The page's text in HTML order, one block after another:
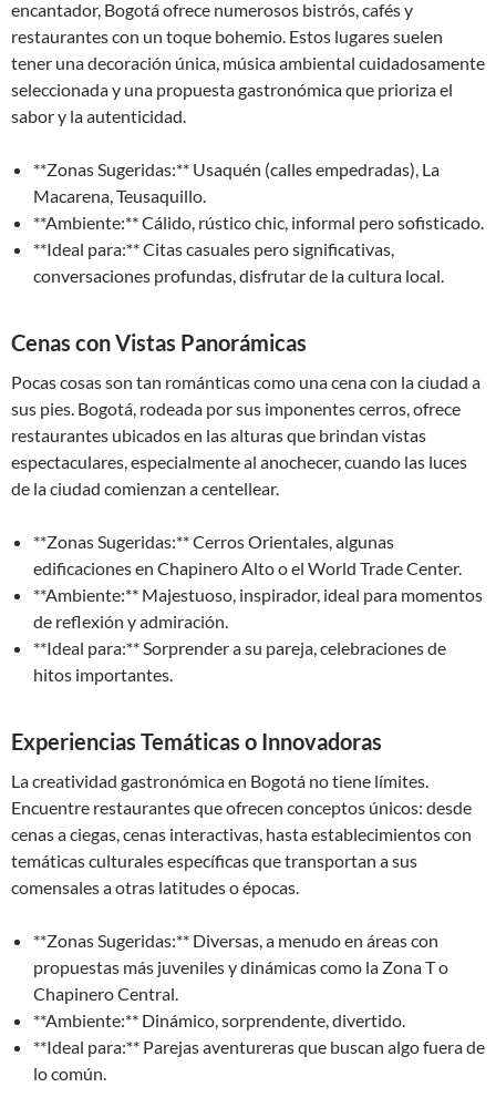
encantador, Bogotá ofrece numerosos bistrós, cafés y
restaurantes con un toque bohemio. Estos lugares suelen
tener una decoración única, música ambiental cuidadosamente
seleccionada y una propuesta gastronómica que prioriza el
sabor y la autenticidad.
**Zonas Sugeridas:** Usaquén (calles empedradas), La
Macarena, Teusaquillo.
**Ambiente:** Cálido, rústico chic, informal pero sofisticado.
**Ideal para:** Citas casuales pero significativas,
conversaciones profundas, disfrutar de la cultura local.
Cenas con Vistas Panorámicas
Pocas cosas son tan románticas como una cena con la ciudad a
sus pies. Bogotá, rodeada por sus imponentes cerros, ofrece
restaurantes ubicados en las alturas que brindan vistas
espectaculares, especialmente al anochecer, cuando las luces
de la ciudad comienzan a centellear.
**Zonas Sugeridas:** Cerros Orientales, algunas
edificaciones en Chapinero Alto o el World Trade Center.
**Ambiente:** Majestuoso, inspirador, ideal para momentos
de reflexión y admiración.
**Ideal para:** Sorprender a su pareja, celebraciones de
hitos importantes.
Experiencias Temáticas o Innovadoras
La creatividad gastronómica en Bogotá no tiene límites.
Encuentre restaurantes que ofrecen conceptos únicos: desde
cenas a ciegas, cenas interactivas, hasta establecimientos con
temáticas culturales específicas que transportan a sus
comensales a otras latitudes o épocas.
**Zonas Sugeridas:** Diversas, a menudo en áreas con
propuestas más juveniles y dinámicas como la Zona T o
Chapinero Central.
**Ambiente:** Dinámico, sorprendente, divertido.
**Ideal para:** Parejas aventureras que buscan algo fuera de
lo común.